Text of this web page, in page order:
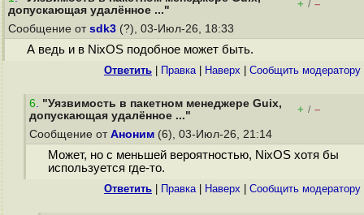
допускающая удалённое ..."
+ / –
Сообщение от sdk3 (?), 03-Июл-26, 18:33
А ведь и в NixOS подобное может быть.
Ответить Правка| Наверх Cообщить модератору
6. "Уязвимость в пакетном менеджере Guix,
допускающая удалённое ..."
+ / –
Сообщение от Аноним (6), 03-Июл-26, 21:14
Может, но с меньшей вероятностью, NixOS хотя бы
используется где-то.
Ответить Правка| Наверх Cообщить модератору